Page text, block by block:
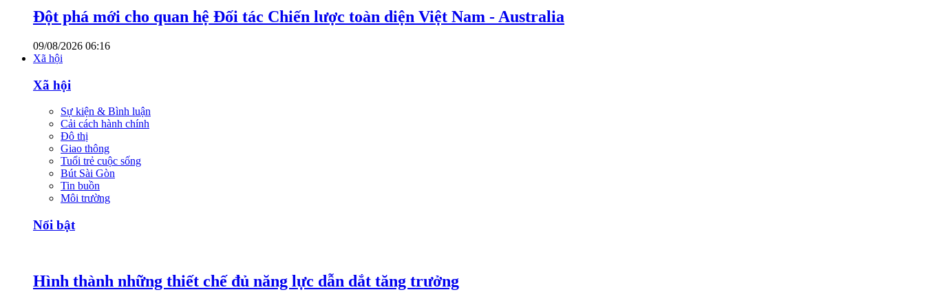
Đột phá mới cho quan hệ Đối tác Chiến lược toàn diện Việt Nam - Australia
09/08/2026 06:16
Xã hội
Xã hội
Sự kiện & Bình luận
Cải cách hành chính
Đô thị
Giao thông
Tuổi trẻ cuộc sống
Bút Sài Gòn
Tin buồn
Môi trường
Nổi bật
Hình thành những thiết chế đủ năng lực dẫn dắt tăng trưởng